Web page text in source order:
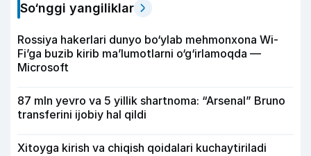
So‘nggi yangiliklar
Rossiya hakerlari dunyo bo‘ylab mehmonxona Wi-
Fi’ga buzib kirib ma’lumotlarni o‘g‘irlamoqda —
Microsoft
87 mln yevro va 5 yillik shartnoma: “Arsenal” Bruno
transferini ijobiy hal qildi
Xitoyga kirish va chiqish qoidalari kuchaytiriladi